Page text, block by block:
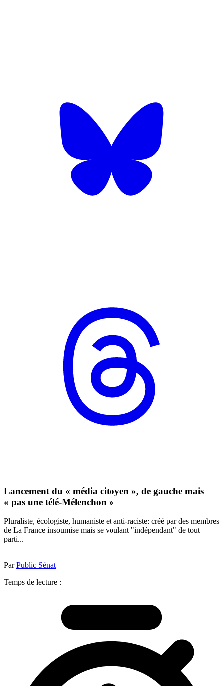
Lancement du « média citoyen », de gauche mais
« pas une télé-Mélenchon »
Pluraliste, écologiste, humaniste et anti-raciste: créé par des membres
de La France insoumise mais se voulant "indépendant" de tout
parti...
ParPublic Sénat
Temps de lecture :